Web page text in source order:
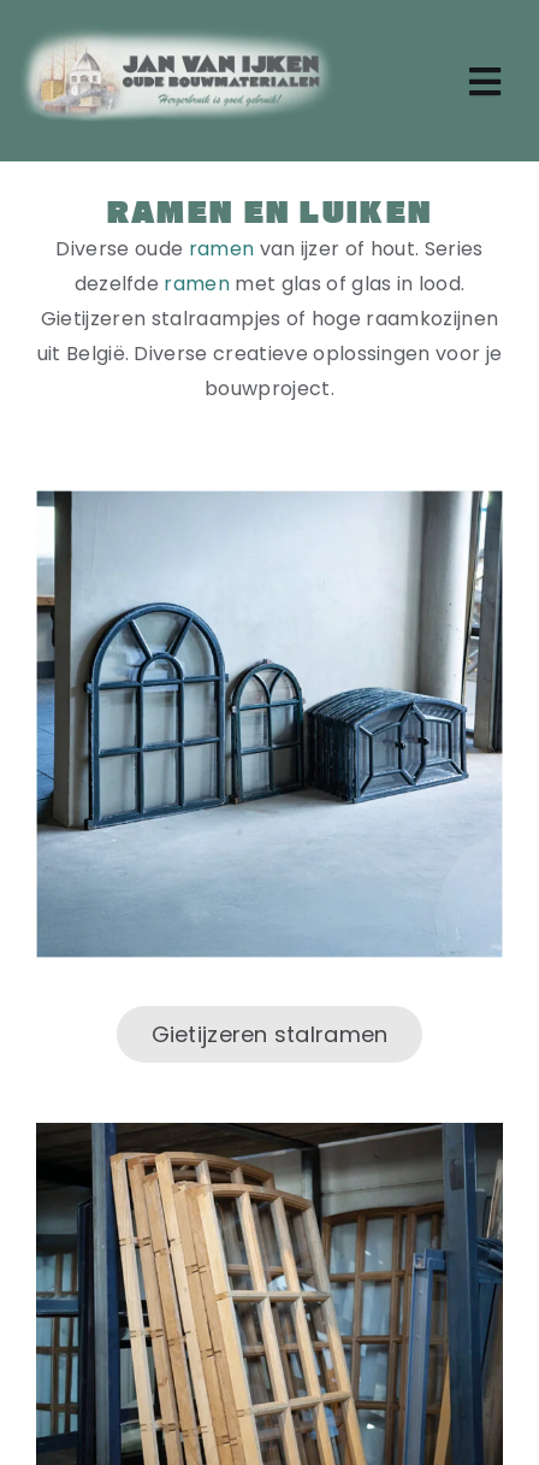
naar
inhoud
Aktueel
Over ons
Stenen
Dakpannen
Deuren en ramen
Natuurstenen bakken
Wandtegels
HEKWERK
KASTEN
BANKEN
BALKEN
RADIATOREN
BADEN
LAMPEN
KEUKENBLOKKEN
TRAPPEN
RAMEN EN LUIKEN
Diverse oude ramen van ijzer of hout. Series
dezelfde ramen met glas of glas in lood.
Gietijzeren stalraampjes of hoge raamkozijnen
uit België. Diverse creatieve oplossingen voor je
bouwproject.
Gietijzeren stalramen